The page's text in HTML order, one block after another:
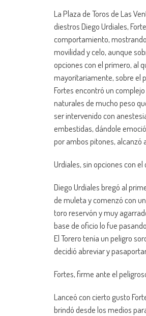
La Plaza de Toros de Las
diestros Diego Urdiales,
comportamiento,
movilidad y celo, aunque
opciones con el primero, al
mayoritariamente, sobre el
Fortes encontró un
naturales de mucho peso
ser intervenido con
embestidas, dándole
por ambos pitones, alcanzó
Urdiales, sin opciones con
Diego Urdiales bregó al
de muleta y comenzó con
toro reservón y muy
base de oficio lo fue
El Torero tenía un peligro
decidió abreviar y
Fortes, firme ante el
Lanceó con cierto gusto
brindó desde los medios